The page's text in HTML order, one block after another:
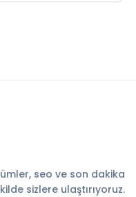
seo ve son dakika
sizlere ulaştırıyoruz.